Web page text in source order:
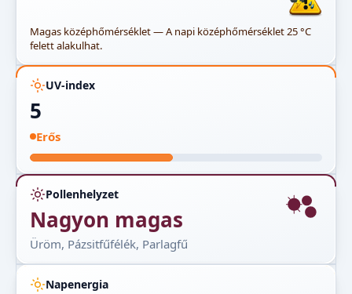
Magas középhőmérséklet — A napi középhőmérséklet 25 °C
felett alakulhat.
UV-index
5
Erős
Pollenhelyzet
Nagyon magas
Üröm, Pázsitfűfélék, Parlagfű
Napenergia